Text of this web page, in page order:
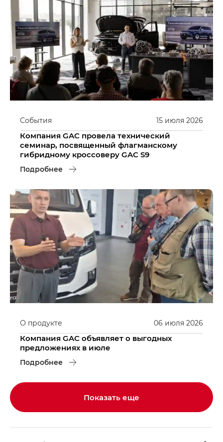
15 июля 2026
События
Компания GAC провела технический
семинар, посвященный флагманскому
гибридному кроссоверу GAC S9
Подробнее
06 июля 2026
О продукте
Компания GAC объявляет о выгодных
предложениях в июле
Подробнее
Показать еще